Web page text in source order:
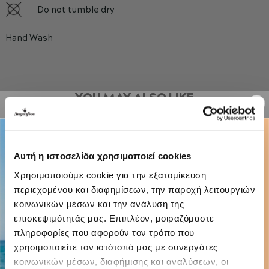
Αυτή η ιστοσελίδα χρησιμοποιεί cookies
Χρησιμοποιούμε cookie για την εξατομίκευση
περιεχομένου και διαφημίσεων, την παροχή λειτουργιών
κοινωνικών μέσων και την ανάλυση της
επισκεψιμότητάς μας. Επιπλέον, μοιραζόμαστε
πληροφορίες που αφορούν τον τρόπο που
χρησιμοποιείτε τον ιστότοπό μας με συνεργάτες
κοινωνικών μέσων, διαφήμισης και αναλύσεων, οι
Do not tumble dry
Hand Wash
YOU MAY ALSO LIKE